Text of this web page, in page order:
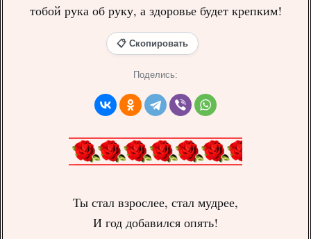
тобой рука об руку, а здоровье будет крепким!
📋 Скопировать
Поделись:
Ты стал взрослее, стал мудрее,
И год добавился опять!